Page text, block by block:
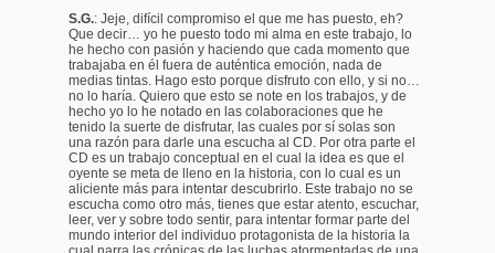
S.G.: Jeje, difícil compromiso el que me has puesto, eh?
Que decir… yo he puesto todo mi alma en este trabajo, lo
he hecho con pasión y haciendo que cada momento que
trabajaba en él fuera de auténtica emoción, nada de
medias tintas. Hago esto porque disfruto con ello, y si no…
no lo haría. Quiero que esto se note en los trabajos, y de
hecho yo lo he notado en las colaboraciones que he
tenido la suerte de disfrutar, las cuales por sí solas son
una razón para darle una escucha al CD. Por otra parte el
CD es un trabajo conceptual en el cual la idea es que el
oyente se meta de lleno en la historia, con lo cual es un
aliciente más para intentar descubrirlo. Este trabajo no se
escucha como otro más, tienes que estar atento, escuchar,
leer, ver y sobre todo sentir, para intentar formar parte del
mundo interior del individuo protagonista de la historia la